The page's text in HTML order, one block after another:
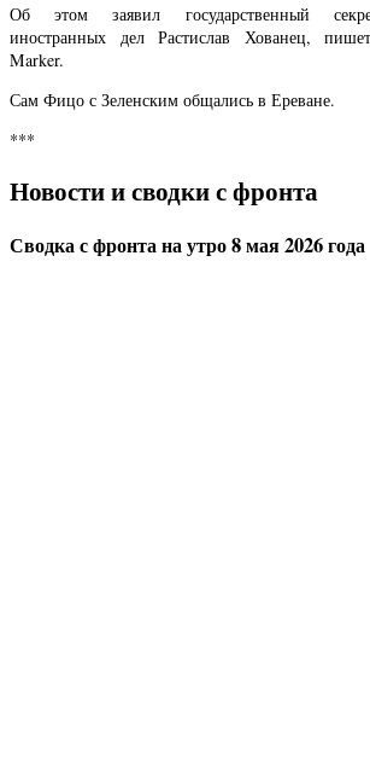
Об этом заявил государственный
иностранных дел Растислав Хованец,
Marker.
Сам Фицо с Зеленским общались в Ереване.
***
Новости и сводки с фронта
Сводка с фронта на утро 8 мая 2026 года